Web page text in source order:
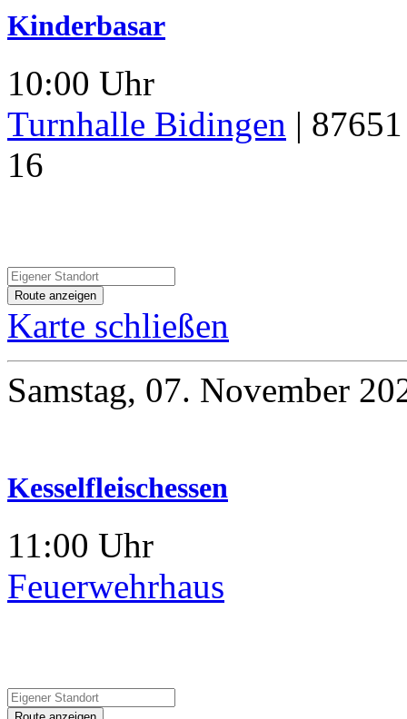
Kinderbasar
10:00 Uhr
Turnhalle Bidingen | 87651
16
Karte schließen
Samstag, 07. November
Kesselfleischessen
11:00 Uhr
Feuerwehrhaus